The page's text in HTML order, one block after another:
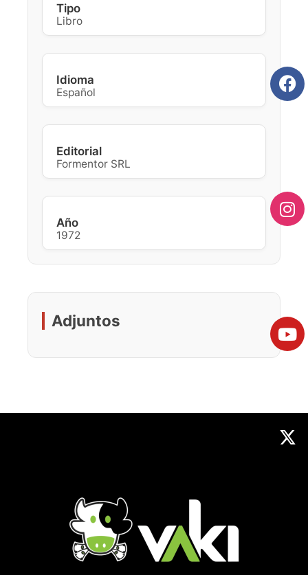
Tipo
Libro
Idioma
Español
Editorial
Formentor SRL
Año
1972
Adjuntos